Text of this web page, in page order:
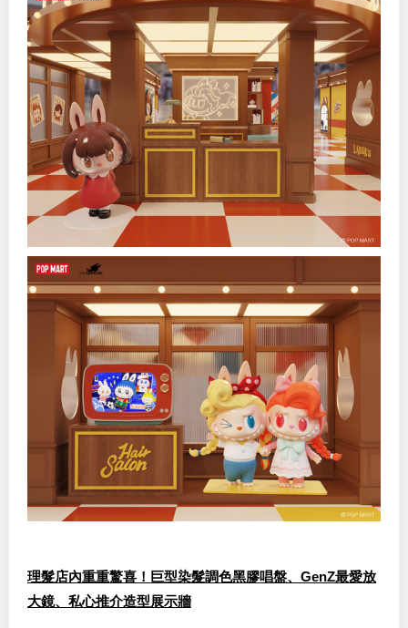
理髮店內重重驚喜！巨型染髮調色黑膠唱盤、GenZ最愛放
大鏡、私心推介造型展示牆